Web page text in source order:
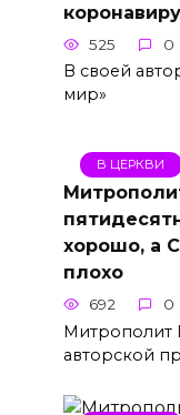
525 0
В своей
мир»
В ЦЕРКВИ
хорошо, а
плохо
692 0
Митрополит
авторской